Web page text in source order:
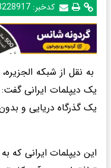
کدخبر:
به نقل از شبکه
یک دیپلمات ایرانی
یک گذرگاه دریایی و
این دیپلمات ایرانی که